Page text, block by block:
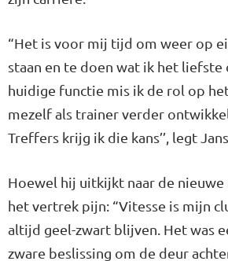
“Het is voor mij tijd om weer op
staan en te doen wat ik het liefste
huidige functie mis ik de rol op
mezelf als trainer verder
Treffers krijg ik die kans’’, legt
Hoewel hij uitkijkt naar de
het vertrek pijn: “Vitesse is mijn
altijd geel-zwart blijven. Het was
zware beslissing om de deur